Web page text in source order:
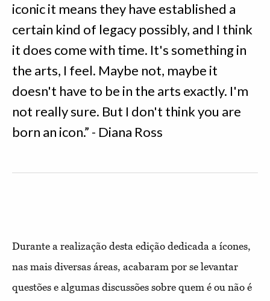
iconic it means they have established a
certain kind of legacy possibly, and I think
it does come with time. It's something in
the arts, I feel. Maybe not, maybe it
doesn't have to be in the arts exactly. I'm
not really sure. But I don't think you are
born an icon.” - Diana Ross
Durante a realização desta edição dedicada a ícones,
nas mais diversas áreas, acabaram por se levantar
questões e algumas discussões sobre quem é ou não é